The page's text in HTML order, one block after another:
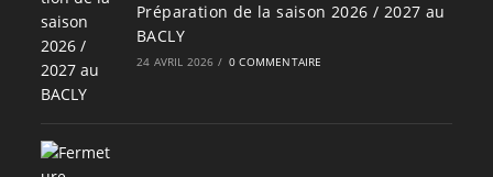
Préparation de la saison 2026 / 2027 au
BACLY
24 AVRIL 2026 / 0 COMMENTAIRE